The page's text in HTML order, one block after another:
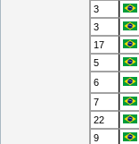
3
3
17
5
6
7
22
9